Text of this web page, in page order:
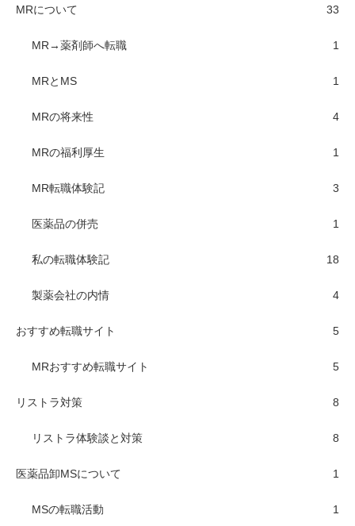
MRについて 33
MR→薬剤師へ転職 1
MRとMS 1
MRの将来性 4
MRの福利厚生 1
MR転職体験記 3
医薬品の併売 1
私の転職体験記 18
製薬会社の内情 4
おすすめ転職サイト 5
MRおすすめ転職サイト 5
リストラ対策 8
リストラ体験談と対策 8
医薬品卸MSについて 1
MSの転職活動 1